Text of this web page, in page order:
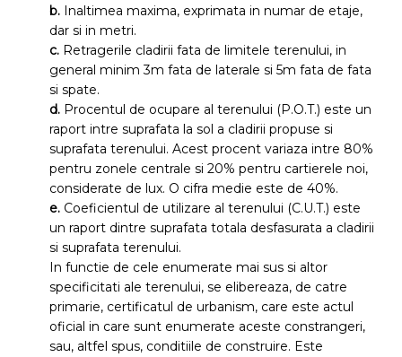
b. Inaltimea maxima, exprimata in numar de etaje,
dar si in metri.
c. Retragerile cladirii fata de limitele terenului, in
general minim 3m fata de laterale si 5m fata de fata
si spate.
d. Procentul de ocupare al terenului (P.O.T.) este un
raport intre suprafata la sol a cladirii propuse si
suprafata terenului. Acest procent variaza intre 80%
pentru zonele centrale si 20% pentru cartierele noi,
considerate de lux. O cifra medie este de 40%.
e. Coeficientul de utilizare al terenului (C.U.T.) este
un raport dintre suprafata totala desfasurata a cladirii
si suprafata terenului.
In functie de cele enumerate mai sus si altor
specificitati ale terenului, se elibereaza, de catre
primarie, certificatul de urbanism, care este actul
oficial in care sunt enumerate aceste constrangeri,
sau, altfel spus, conditiile de construire. Este